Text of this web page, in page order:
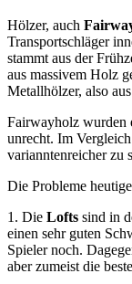
Hölzer, auch
Transportschläger
stammt aus der
aus massivem Holz
Metallhölzer, also
Fairwayholz wurden
unrecht. Im
varianntenreicher zu
Die Probleme
1. Die Lofts sind in
einen sehr guten
Spieler noch.
aber zumeist die